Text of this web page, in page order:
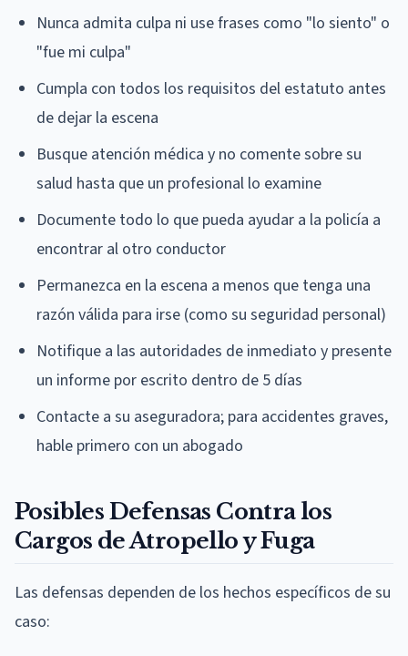
Nunca admita culpa ni use frases como "lo siento" o
"fue mi culpa"
Cumpla con todos los requisitos del estatuto antes
de dejar la escena
Busque atención médica y no comente sobre su
salud hasta que un profesional lo examine
Documente todo lo que pueda ayudar a la policía a
encontrar al otro conductor
Permanezca en la escena a menos que tenga una
razón válida para irse (como su seguridad personal)
Notifique a las autoridades de inmediato y presente
un informe por escrito dentro de 5 días
Contacte a su aseguradora; para accidentes graves,
hable primero con un abogado
Posibles Defensas Contra los
Cargos de Atropello y Fuga
Las defensas dependen de los hechos específicos de su
caso: